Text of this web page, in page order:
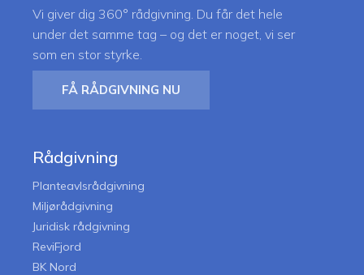
Vi giver dig 360° rådgivning. Du får det hele
under det samme tag – og det er noget, vi ser
som en stor styrke.
FÅ RÅDGIVNING NU
Rådgivning
Planteavlsrådgivning
Miljørådgivning
Juridisk rådgivning
ReviFjord
BK Nord